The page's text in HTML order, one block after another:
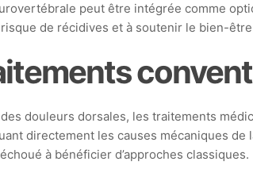
peut être intégrée comme
de récidives et à soutenir le bien-
douleurs dorsales, les traitements
directement les causes mécaniques
à bénéficier d’approches classiques.